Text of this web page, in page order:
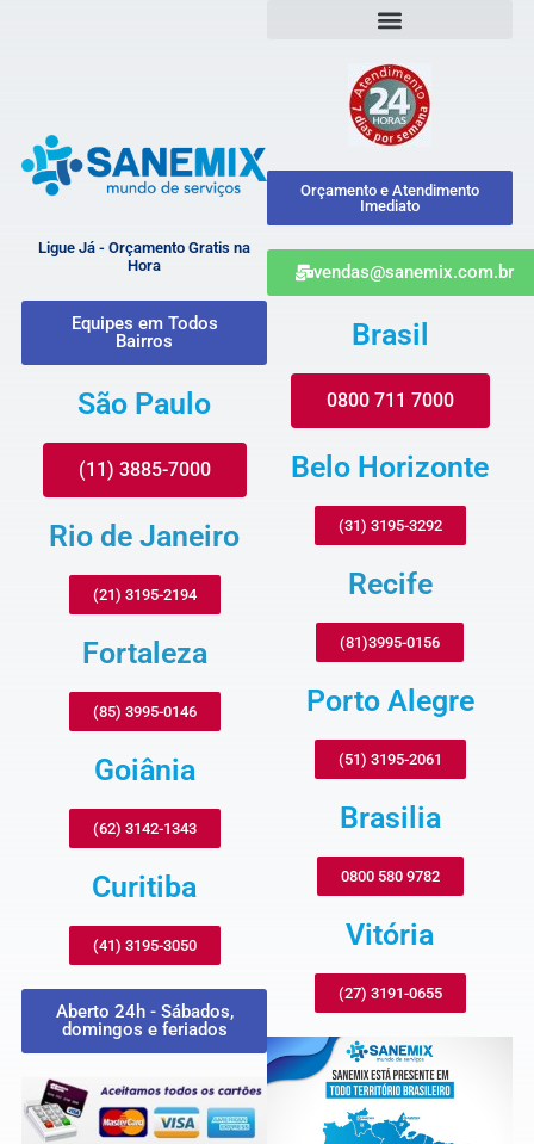
Ligue Já - Orçamento Gratis na
Hora
Equipes em Todos
Bairros
São Paulo
(11) 3885-7000
Rio de Janeiro
(21) 3195-2194
Fortaleza
(85) 3995-0146
Goiânia
(62) 3142-1343
Curitiba
(41) 3195-3050
Aberto 24h - Sábados,
domingos e feriados
Orçamento e Atendimento
Imediato
vendas@sanemix.com.br
Brasil
0800 711 7000
Belo Horizonte
(31) 3195-3292
Recife
(81)3995-0156
Porto Alegre
(51) 3195-2061
Brasilia
0800 580 9782
Vitória
(27) 3191-0655